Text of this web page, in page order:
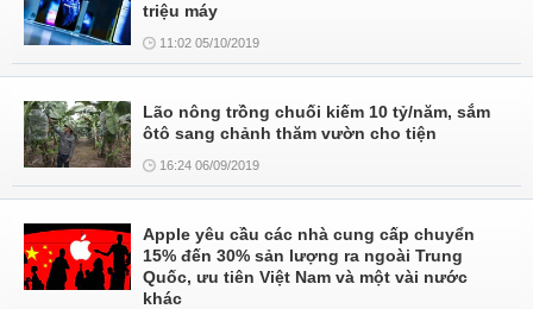
triệu máy
11:02 05/10/2019
Lão nông trồng chuối kiếm 10 tỷ/năm, sắm
ôtô sang chảnh thăm vườn cho tiện
16:24 06/09/2019
Apple yêu cầu các nhà cung cấp chuyển
15% đến 30% sản lượng ra ngoài Trung
Quốc, ưu tiên Việt Nam và một vài nước
khác